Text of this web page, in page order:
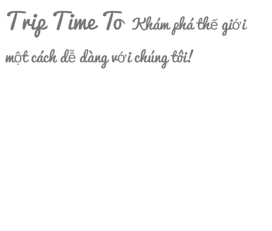
Trip Time To Khám phá thế giới
một cách dễ dàng với chúng tôi!